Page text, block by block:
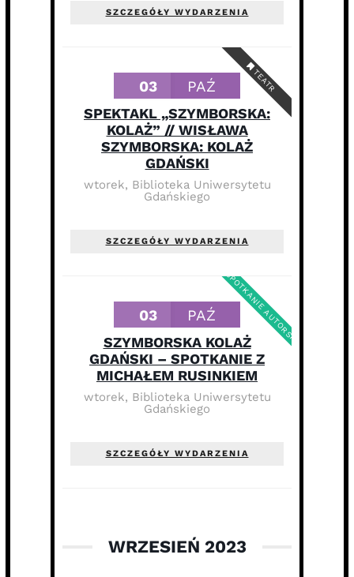
SZCZEGÓŁY WYDARZENIA
TEATR
03 PAŹ
SPEKTAKL „SZYMBORSKA:
KOLAŻ” // WISŁAWA
SZYMBORSKA: KOLAŻ
GDAŃSKI
wtorek, Biblioteka Uniwersytetu
Gdańskiego
SZCZEGÓŁY WYDARZENIA
SPOTKANIE AUTORSKIE
03 PAŹ
SZYMBORSKA KOLAŻ
GDAŃSKI – SPOTKANIE Z
MICHAŁEM RUSINKIEM
wtorek, Biblioteka Uniwersytetu
Gdańskiego
SZCZEGÓŁY WYDARZENIA
WRZESIEŃ 2023